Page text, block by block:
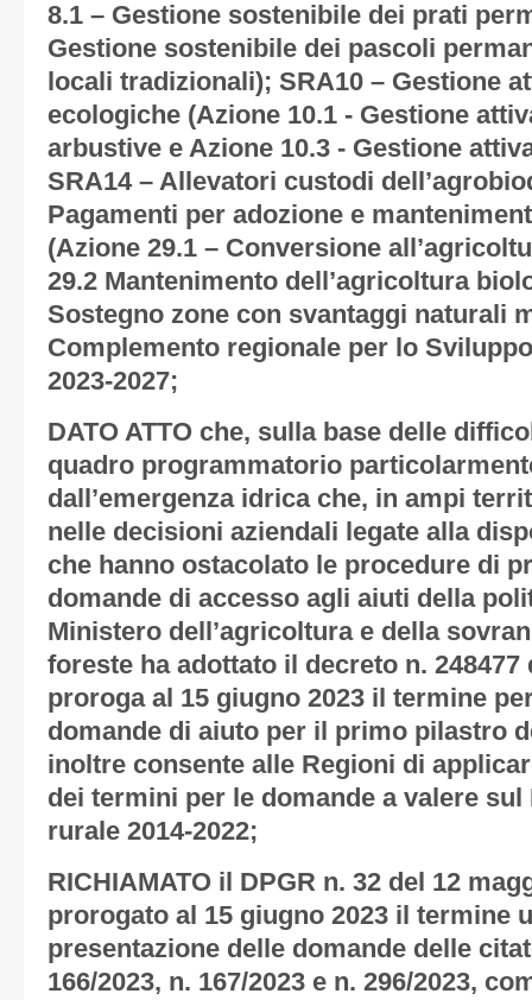
8.1 – Gestione sostenibile dei prati
Gestione sostenibile dei pascoli
locali tradizionali); SRA10 – Gestione
ecologiche (Azione 10.1 - Gestione
arbustive e Azione 10.3 - Gestione
SRA14 – Allevatori custodi
Pagamenti per adozione e
(Azione 29.1 – Conversione
29.2 Mantenimento dell’agricoltura
Sostegno zone con svantaggi naturali
Complemento regionale per lo
2023-2027;
DATO ATTO che, sulla base delle
quadro programmatorio
dall’emergenza idrica che, in ampi
nelle decisioni aziendali legate alla
che hanno ostacolato le procedure di
domande di accesso agli aiuti della
Ministero dell’agricoltura e della
foreste ha adottato il decreto n. 248477
proroga al 15 giugno 2023 il termine
domande di aiuto per il primo pilastro
inoltre consente alle Regioni di
dei termini per le domande a valere
rurale 2014-2022;
RICHIAMATO il DPGR n. 32 del 12
prorogato al 15 giugno 2023 il termine
presentazione delle domande delle
166/2023, n. 167/2023 e n. 296/2023,